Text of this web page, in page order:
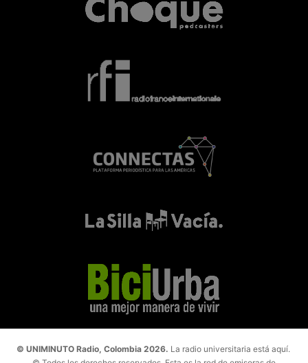
© UNIMINUTO Radio, Colombia 2026. La radio universitaria está aquí.